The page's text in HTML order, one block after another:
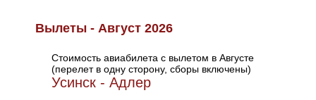
Вылеты - Август 2026
Стоимость авиабилета с вылетом в Августе
(перелет в одну сторону, сборы включены)
Усинск - Адлер